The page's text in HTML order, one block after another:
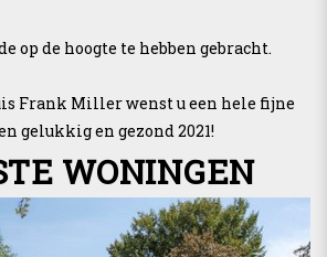
op de hoogte te hebben gebracht.
Frank Miller wenst u een hele fijne
gelukkig en gezond 2021!
WONINGEN